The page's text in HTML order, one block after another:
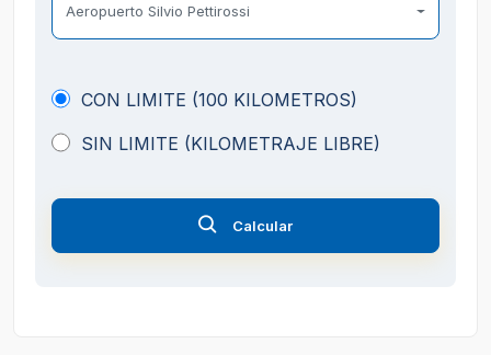
Aeropuerto Silvio Pettirossi
CON LIMITE (100 KILOMETROS)
SIN LIMITE (KILOMETRAJE LIBRE)
Calcular